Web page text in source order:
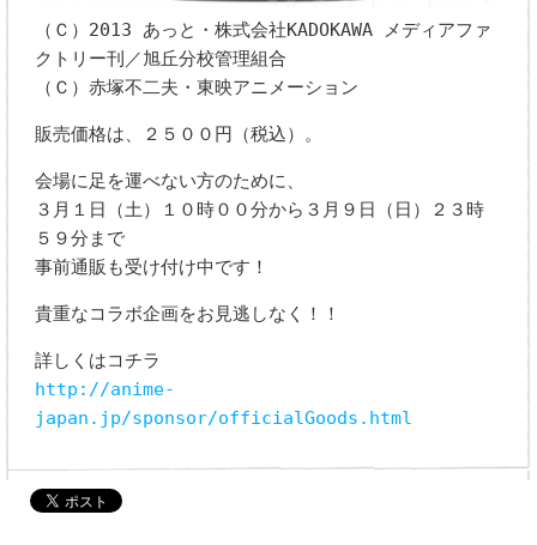
（Ｃ）2013 あっと・株式会社KADOKAWA メディアファ
クトリー刊／旭丘分校管理組合
（Ｃ）赤塚不二夫・東映アニメーション
販売価格は、２５００円（税込）。
会場に足を運べない方のために、
３月１日（土）１０時００分から３月９日（日）２３時
５９分まで
事前通販も受け付け中です！
貴重なコラボ企画をお見逃しなく！！
詳しくはコチラ
http://anime-
japan.jp/sponsor/officialGoods.html